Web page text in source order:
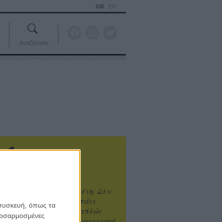
όπως τα
GR EN
Αναζήτηση
είναι υπερτιμημένη. Δεν
καλύτερο, δεν σε πάει
η επιτυχία. Είναι απλώς